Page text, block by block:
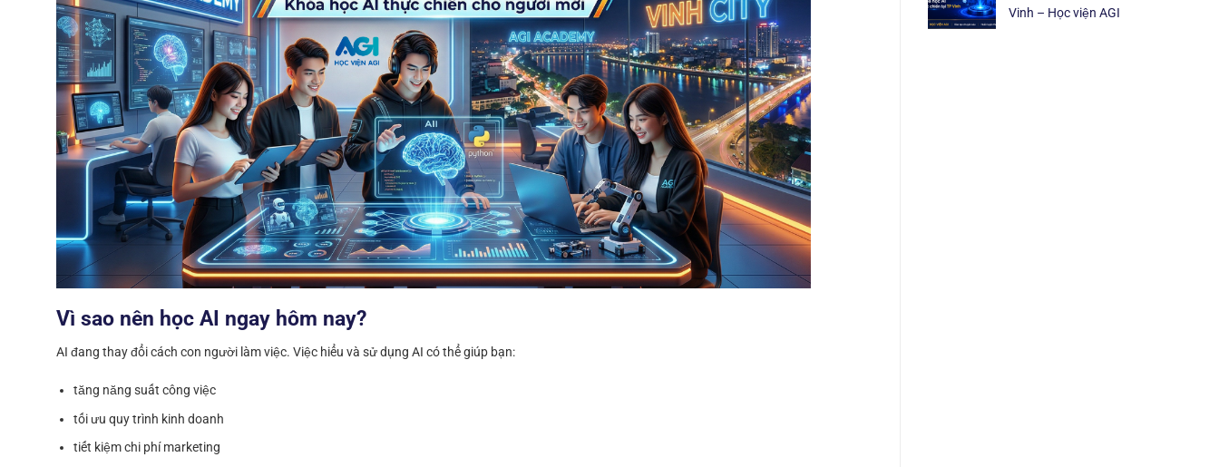
Vì sao nên học AI ngay hôm nay?
AI đang thay đổi cách con người làm việc. Việc hiểu và sử dụng AI có thể giúp bạn:
tăng năng suất công việc
tối ưu quy trình kinh doanh
tiết kiệm chi phí marketing
Vinh – Học viện AGI